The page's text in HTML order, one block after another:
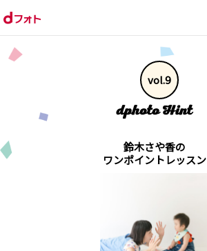
vol.9
鈴木さや香の
ワンポイントレッスン